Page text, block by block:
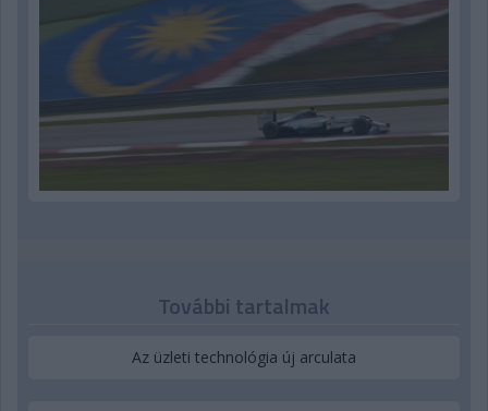
További tartalmak
Az üzleti technológia új arculata